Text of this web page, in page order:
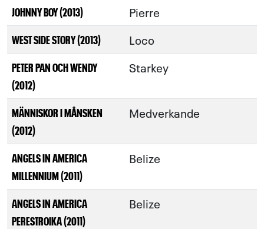
JOHNNY BOY (2013) Pierre
WEST SIDE STORY (2013) Loco
PETER PAN OCH WENDY
(2012)
Starkey
MÄNNISKOR I MÅNSKEN
(2012)
Medverkande
ANGELS IN AMERICA
MILLENNIUM (2011)
Belize
ANGELS IN AMERICA
PERESTROIKA (2011)
Belize